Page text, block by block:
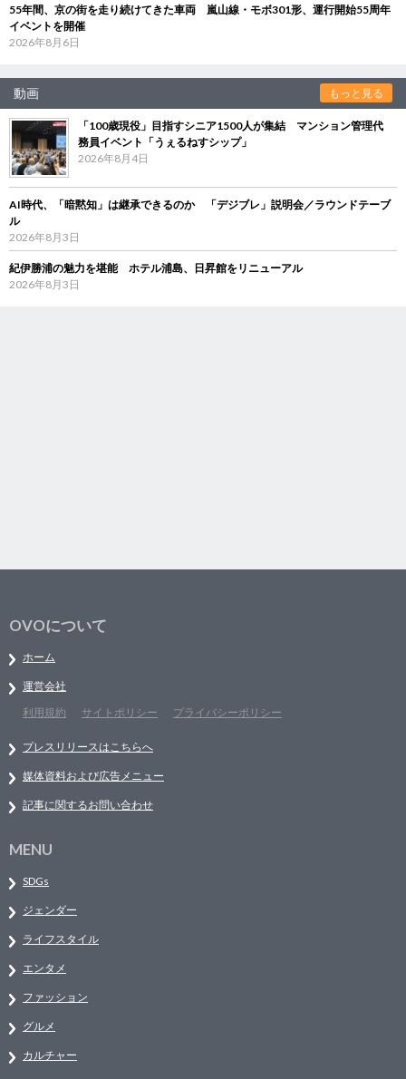
55年間、京の街を走り続けてきた車両 嵐山線・モボ301形、運行開始55周年
イベントを開催
2026年8月6日
動画 もっと見る
「100歳現役」目指すシニア1500人が集結 マンション管理代
務員イベント「うぇるねすシップ」
2026年8月4日
AI時代、「暗黙知」は継承できるのか 「デジブレ」説明会／ラウンドテーブ
ル
2026年8月3日
紀伊勝浦の魅力を堪能 ホテル浦島、日昇館をリニューアル
2026年8月3日
OVOについて
ホーム
運営会社
利用規約
サイトポリシー プライバシーポリシー
プレスリリースはこちらへ
媒体資料および広告メニュー
記事に関するお問い合わせ
MENU
SDGs
ジェンダー
ライフスタイル
エンタメ
ファッション
グルメ
カルチャー